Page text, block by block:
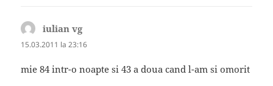
iulian vgspune:
15.03.2011 la 23:16
mie 84 intr-o noapte si 43 a doua cand l-am si omorit